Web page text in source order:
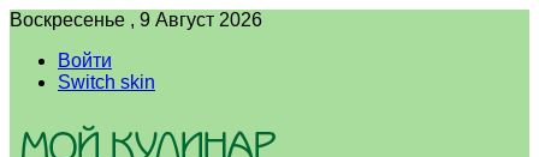
Воскресенье , 9 Август 2026
Войти
Switch skin